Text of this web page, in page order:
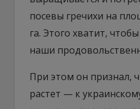
посевы гречихи на
га. Этого хватит,
наши
При этом он признал,
растет — к